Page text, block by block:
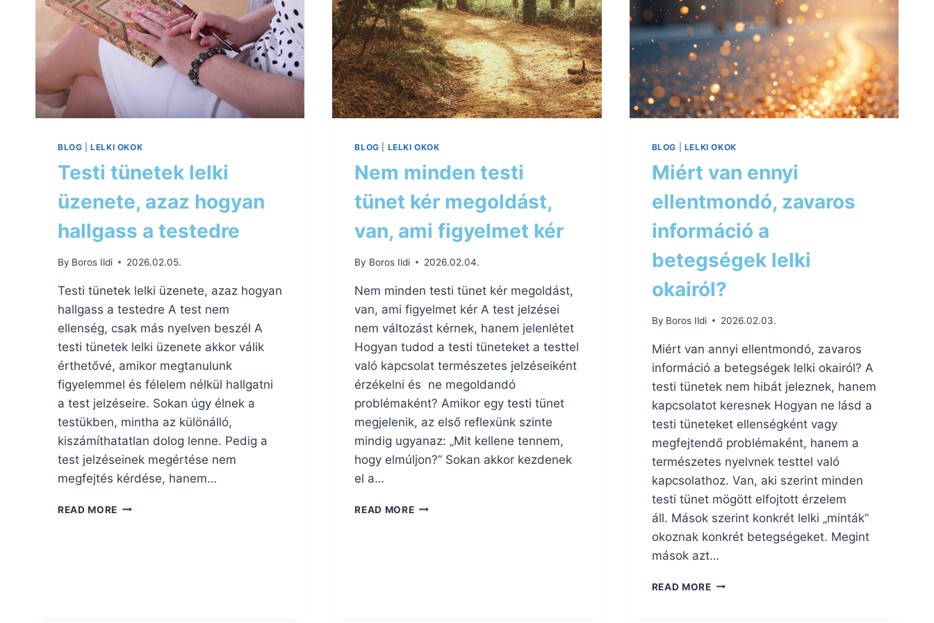
BLOG |LELKI OKOK
Testi tünetek lelki
üzenete, azaz hogyan
hallgass a testedre
By Boros Ildi 2026.02.05.
Testi tünetek lelki üzenete, azaz hogyan
hallgass a testedre A test nem
ellenség, csak más nyelven beszél A
testi tünetek lelki üzenete akkor válik
érthetővé, amikor megtanulunk
figyelemmel és félelem nélkül hallgatni
a test jelzéseire. Sokan úgy élnek a
testükben, mintha az különálló,
kiszámíthatatlan dolog lenne. Pedig a
test jelzéseinek megértése nem
megfejtés kérdése, hanem…
READ MORE TESTI
BLOG LELKI OKOK
Nem minden testi
tünet kér megoldást,
van, ami figyelmet kér
By Boros Ildi 2026.02.04.
Nem minden testi tünet kér megoldást,
van, ami figyelmet kér A test jelzései
nem változást kérnek, hanem jelenlétet
Hogyan tudod a testi tüneteket a testtel
való kapcsolat természetes jelzéseiként
érzékelni és ne megoldandó
problémaként? Amikor egy testi tünet
megjelenik, az első reflexünk szinte
mindig ugyanaz: „Mit kellene tennem,
hogy elmúljon?” Sokan akkor kezdenek
el a…
READ MORENEM
BLOG LELKI OKOK
Miért van ennyi
ellentmondó, zavaros
információ a
betegségek lelki
okairól?
By Boros Ildi 2026.02.03.
Miért van annyi ellentmondó, zavaros
információ a betegségek lelki okairól? A
testi tünetek nem hibát jeleznek, hanem
kapcsolatot keresnek Hogyan ne lásd a
testi tüneteket ellenségként vagy
megfejtendő problémaként, hanem a
természetes nyelvnek testtel való
kapcsolathoz. Van, aki szerint minden
testi tünet mögött elfojtott érzelem
áll. Mások szerint konkrét lelki „minták”
okoznak konkrét betegségeket. Megint
mások azt…
READ MOREMIÉRT